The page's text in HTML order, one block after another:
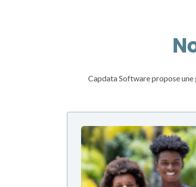
Capdata Software propose